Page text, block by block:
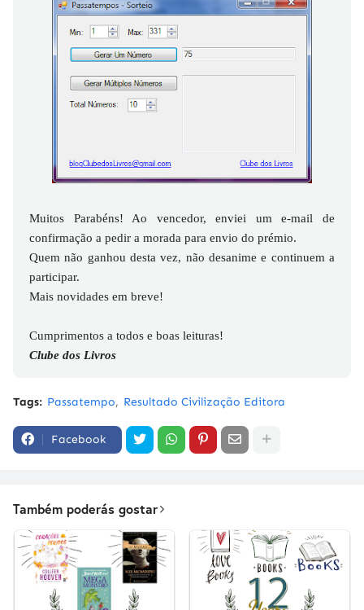
Muitos Parabéns! Ao vencedor, enviei um e-mail de
confirmação a pedir a morada para envio do prémio.
Quem não ganhou desta vez, não desanime e continuem a
participar.
Mais novidades em breve!
Cumprimentos a todos e boas leituras!
Clube dos Livros
Tags: Passatempo Resultado Civilização Editora
Facebook
Também poderás gostar